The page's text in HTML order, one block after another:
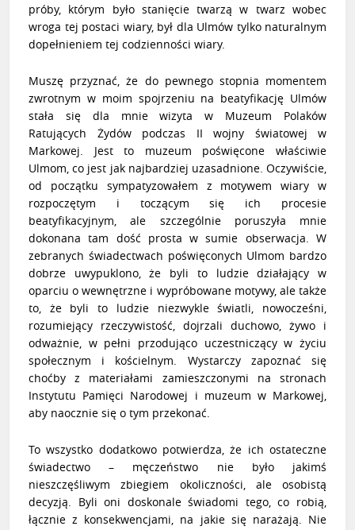
próby, którym było stanięcie twarzą w twarz wobec
wroga tej postaci wiary, był dla Ulmów tylko naturalnym
dopełnieniem tej codzienności wiary.
Muszę przyznać, że do pewnego stopnia momentem
zwrotnym w moim spojrzeniu na beatyfikację Ulmów
stała się dla mnie wizyta w Muzeum Polaków
Ratujących Żydów podczas II wojny światowej w
Markowej. Jest to muzeum poświęcone właściwie
Ulmom, co jest jak najbardziej uzasadnione. Oczywiście,
od początku sympatyzowałem z motywem wiary w
rozpoczętym i toczącym się ich procesie
beatyfikacyjnym, ale szczególnie poruszyła mnie
dokonana tam dość prosta w sumie obserwacja. W
zebranych świadectwach poświęconych Ulmom bardzo
dobrze uwypuklono, że byli to ludzie działający w
oparciu o wewnętrzne i wypróbowane motywy, ale także
to, że byli to ludzie niezwykle światli, nowocześni,
rozumiejący rzeczywistość, dojrzali duchowo, żywo i
odważnie, w pełni przodująco uczestniczący w życiu
społecznym i kościelnym. Wystarczy zapoznać się
choćby z materiałami zamieszczonymi na stronach
Instytutu Pamięci Narodowej i muzeum w Markowej,
aby naocznie się o tym przekonać.
To wszystko dodatkowo potwierdza, że ich ostateczne
świadectwo – męczeństwo nie było jakimś
nieszczęśliwym zbiegiem okoliczności, ale osobistą
decyzją. Byli oni doskonale świadomi tego, co robią,
łącznie z konsekwencjami, na jakie się narażają. Nie